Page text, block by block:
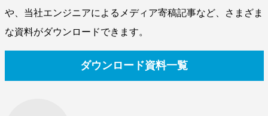
や、当社エンジニアによるメディア寄稿記事など、さまざま
な資料がダウンロードできます。
ダウンロード資料一覧